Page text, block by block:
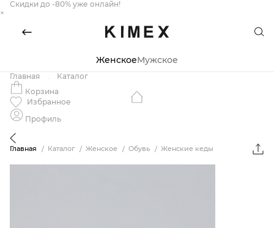
Скидки до -80% уже онлайн!
×
ЖенскоеМужское
Главная
Каталог
Корзина
Избранное
Профиль
Главная Каталог Женское Обувь Женские кеды